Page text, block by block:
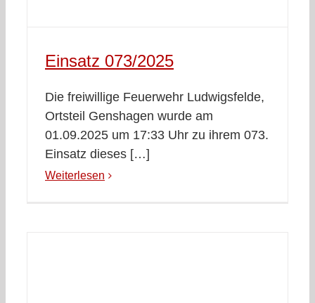
Einsatz 073/2025
Die freiwillige Feuerwehr Ludwigsfelde,
Ortsteil Genshagen wurde am
01.09.2025 um 17:33 Uhr zu ihrem 073.
Einsatz dieses […]
Weiterlesen